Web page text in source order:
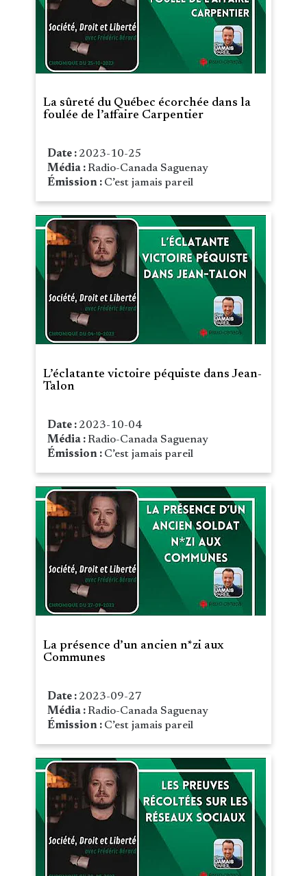
La sûreté du Québec écorchée dans la
foulée de l’affaire Carpentier
Date : 2023-10-25
Média :Radio-Canada Saguenay
Émission : C’est jamais pareil
L’éclatante victoire péquiste dans Jean-
Talon
Date : 2023-10-04
Média :Radio-Canada Saguenay
Émission : C’est jamais pareil
La présence d’un ancien n*zi aux
Communes
Date : 2023-09-27
Média :Radio-Canada Saguenay
Émission : C’est jamais pareil